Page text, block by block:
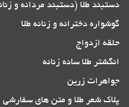
دستبند طلا (دستبند مردانه و
گوشواره دخترانه و زنانه طلا
حلقه ازدواج
انگشتر طلا ساده زنانه
جواهرات زرین
پلاک شعر طلا و متن های سفارشی